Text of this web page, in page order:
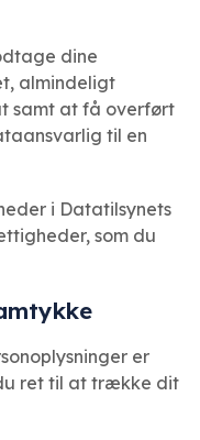
dine
almindeligt
samt at få overført
til en
i Datatilsynets
som du
er
ret til at trække dit